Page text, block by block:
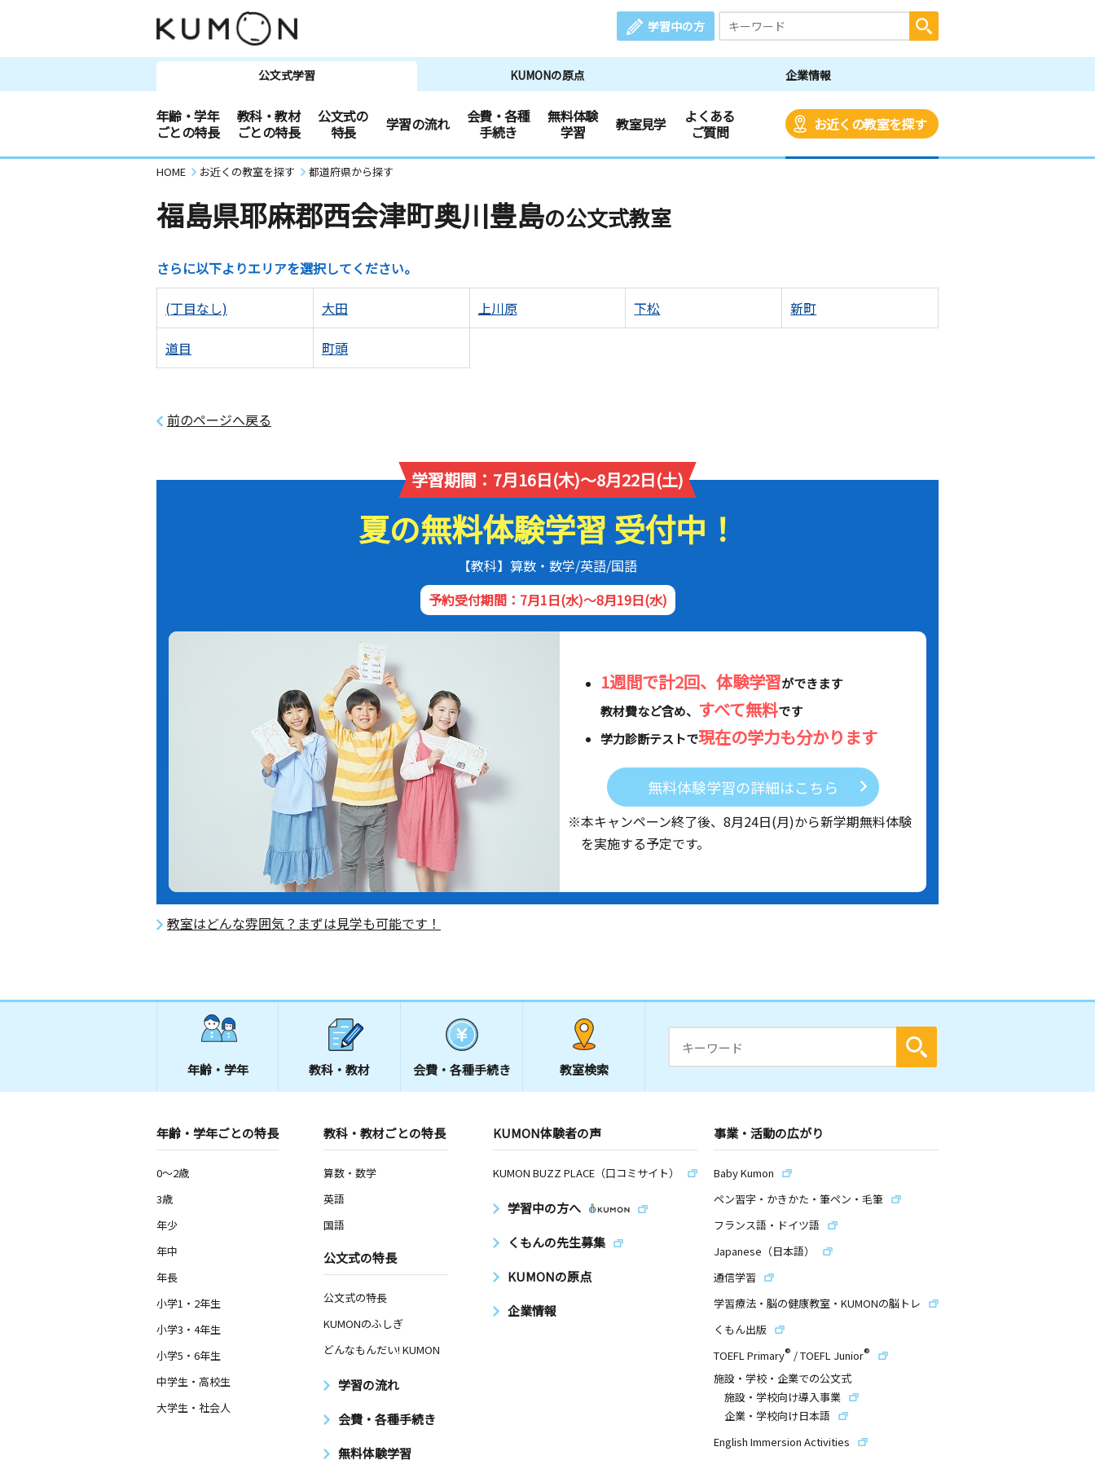
学習中の方
公文式学習 KUMONの原点 企業情報
年齢・学年
ごとの特長
教科・教材
ごとの特長
公文式の
特長
学習の流れ
会費・各種
手続き
無料体験
学習
教室見学
よくある
ご質問
お近くの教室を探す
HOME お近くの教室を探す 都道府県から探す
福島県耶麻郡西会津町奥川豊島の公文式教室
さらに以下よりエリアを選択してください。
(丁目なし) 大田 上川原 下松 新町
道目 町頭
前のページへ戻る
学習期間：7月16日(木)～8月22日(土)
夏の無料体験学習 受付中！
【教科】算数・数学/英語/国語
予約受付期間：7月1日(水)～8月19日(水)
1週間で計2回、体験学習ができます
教材費など含め、 すべて無料です
学力診断テストで現在の学力も分かります
無料体験学習の詳細はこちら
※本キャンペーン終了後、 8月24日(月)から新学期無料体験
を実施する予定です。
教室はどんな雰囲気？まずは見学も可能です！
年齢・学年 教科・教材 会費・ 各種手続き 教室検索
年齢・学年ごとの特長
0～2歳
3歳
年少
年中
年長
小学1・2年生
小学3・4年生
小学5・6年生
中学生・高校生
大学生・社会人
教科・教材ごとの特長
算数・数学
英語
国語
公文式の特長
公文式の特長
KUMONのふしぎ
どんなもんだい! KUMON
学習の流れ
会費・各種手続き
無料体験学習
KUMON体験者の声
KUMON BUZZ PLACE（口コミサイト）
学習中の方へ
くもんの先生募集
KUMONの原点
企業情報
事業・活動の広がり
Baby Kumon
ペン習字・かきかた・筆ペン・毛筆
フランス語・ドイツ語
Japanese（日本語）
通信学習
学習療法・脳の健康教室・KUMONの脳トレ
くもん出版
TOEFL Primary® /TOEFL Junior®
施設・学校・企業での公文式
施設・学校向け導入事業
企業・学校向け日本語
English Immersion Activities